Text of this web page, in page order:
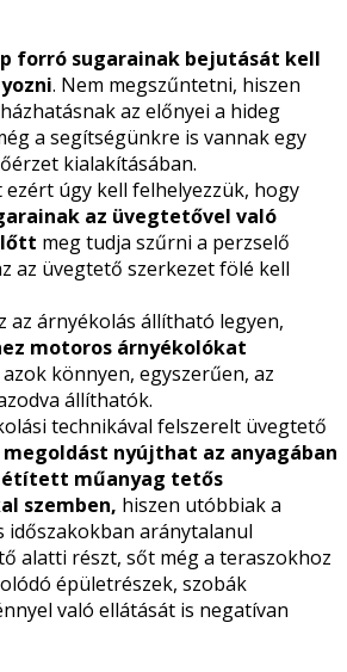
forró sugarainak bejutását kell
. Nem megszűntetni, hiszen
az előnyei a hideg
a segítségünkre is vannak egy
kialakításában.
úgy kell felhelyezzük, hogy
az üvegtetővel való
meg tudja szűrni a perzselő
az üvegtető szerkezet fölé kell
az árnyékolás állítható legyen,
motoros árnyékolókat
azok könnyen, egyszerűen, az
állíthatók.
technikával felszerelt üvegtető
nyújthat az anyagában
műanyag tetős
szemben, hiszen utóbbiak a
időszakokban aránytalanul
alatti részt, sőt még a teraszokhoz
épületrészek, szobák
való ellátását is negatívan